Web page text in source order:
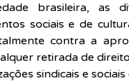
brasileira, as
sociais e de
contra a
retirada de
sindicais e